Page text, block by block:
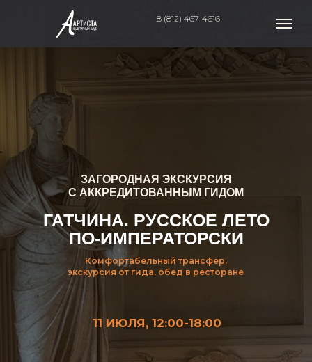
8 (812) 467-4616
Комфортабельный трансфер,
экскурсия от гида, обед в ресторане
11 ИЮЛЯ, 12:00-18:00
ГАТЧИНА. РУССКОЕ ЛЕТО
ПО-ИМПЕРАТОРСКИ
ЗАГОРОДНАЯ ЭКСКУРСИЯ
С АККРЕДИТОВАННЫМ ГИДОМ